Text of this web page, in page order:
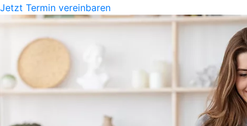
Jetzt Termin vereinbaren